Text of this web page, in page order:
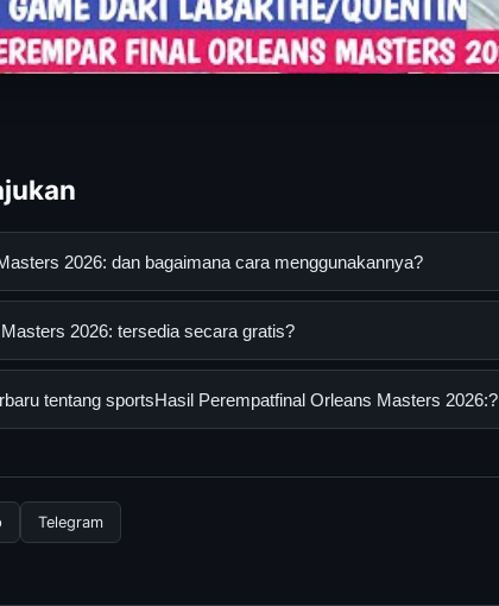
2026: dan bagaimana cara menggunakannya?
adalah layanan digital yang dirancang untuk membantu
yang tersedia.
2026: tersedia secara gratis?
2026: dapat diakses secara gratis oleh semua pengguna.
tentang sportsHasil Perempatfinal Orleans Masters 2026:?
Telegram